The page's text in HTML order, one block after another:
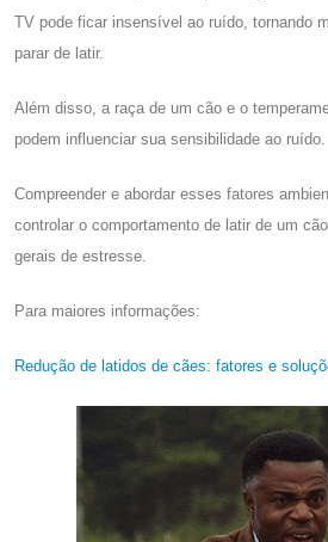
TV pode ficar insensível ao ruído, tornando
parar de latir.
Além disso, a raça de um cão e o
podem influenciar sua sensibilidade ao ruído.
Compreender e abordar esses fatores
controlar o comportamento de latir de um
gerais de estresse.
Para maiores informações:
Redução de latidos de cães: fatores e